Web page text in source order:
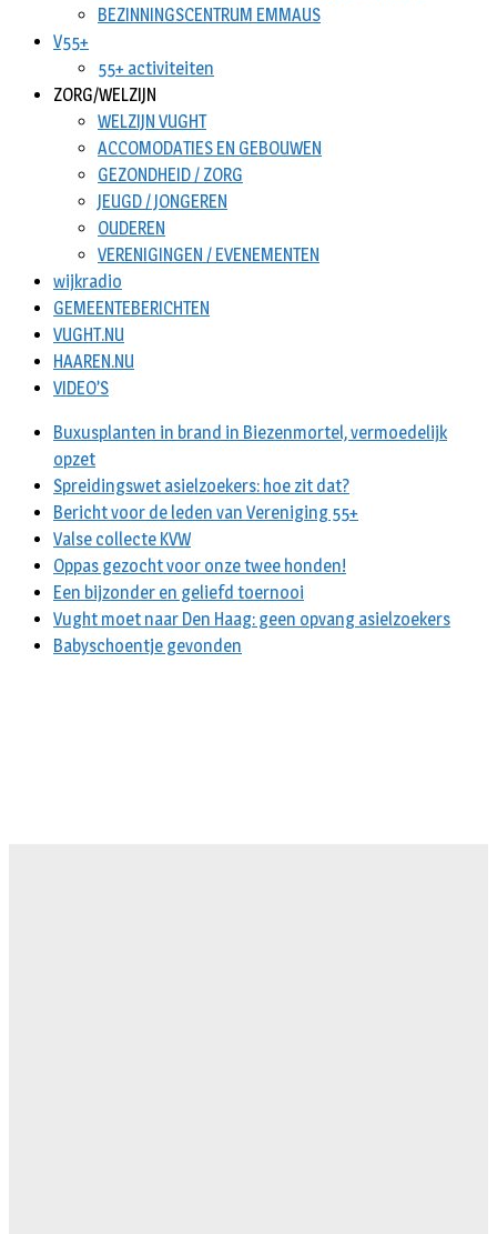
BEZINNINGSCENTRUM EMMAUS
V55+
55+ activiteiten
ZORG/WELZIJN
WELZIJN VUGHT
ACCOMODATIES EN GEBOUWEN
GEZONDHEID / ZORG
JEUGD / JONGEREN
OUDEREN
VERENIGINGEN / EVENEMENTEN
wijkradio
GEMEENTEBERICHTEN
VUGHT.NU
HAAREN.NU
VIDEO’S
Buxusplanten in brand in Biezenmortel, vermoedelijk
opzet
Spreidingswet asielzoekers: hoe zit dat?
Bericht voor de leden van Vereniging 55+
Valse collecte KVW
Oppas gezocht voor onze twee honden!
Een bijzonder en geliefd toernooi
Vught moet naar Den Haag: geen opvang asielzoekers
Babyschoentje gevonden